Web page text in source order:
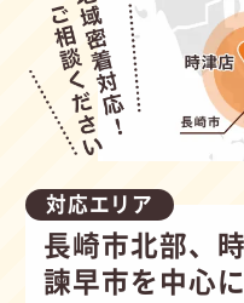
対応エリア
長崎市北部、
諫早市を中心に